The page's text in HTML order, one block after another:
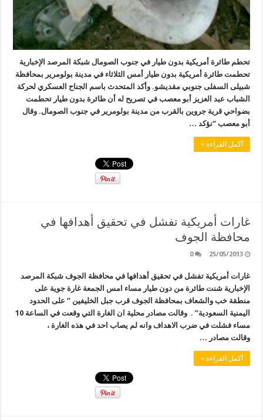
تحطم طائرة أمريكية بدون طيار في جنوب الصومال شبكة المرصد الإخبارية
تحطمت طائرة أمريكية بدون طيار أمس الثلاثاء في مدينة بولومرير بمحافظة
شبيلى السفلى جنوبي مقديشو. وأكد المتحدث باسم الجناح العسكري لحركة
الشباب عبد العزيز أبو معصب في تصريح له أن طائرة بدون طيار تحطمت
بضواحي قرية جروين بالقرب من مدينة بولومرير في جنوب الصومال. وقال
أبو معصب “نؤكد …
أكمل القراءة »
غارات أمريكية تفشل في تحقيق أهدافها في
محافظة الجوف
25/05/2013
0
غارات أمريكية تفشل في تحقيق أهدافها في محافظة الجوف شبكة المرصد
الإخبارية شنت طائرة من دون طيار مساء امس الجمعة غارة جوية على
منطقة خب والشعاف بمحافظة الجوف قرب جبل الخليفين ” على الحدود
اليمنية السعودية” . وقالت مصادر محلية ان الغارة التي وقعت في الساعة 10
مساء فشلت في ضرب الاهداف وانه لم يصاب احد في هذه الغارة ،
وقالت مصادر …
أكمل القراءة »